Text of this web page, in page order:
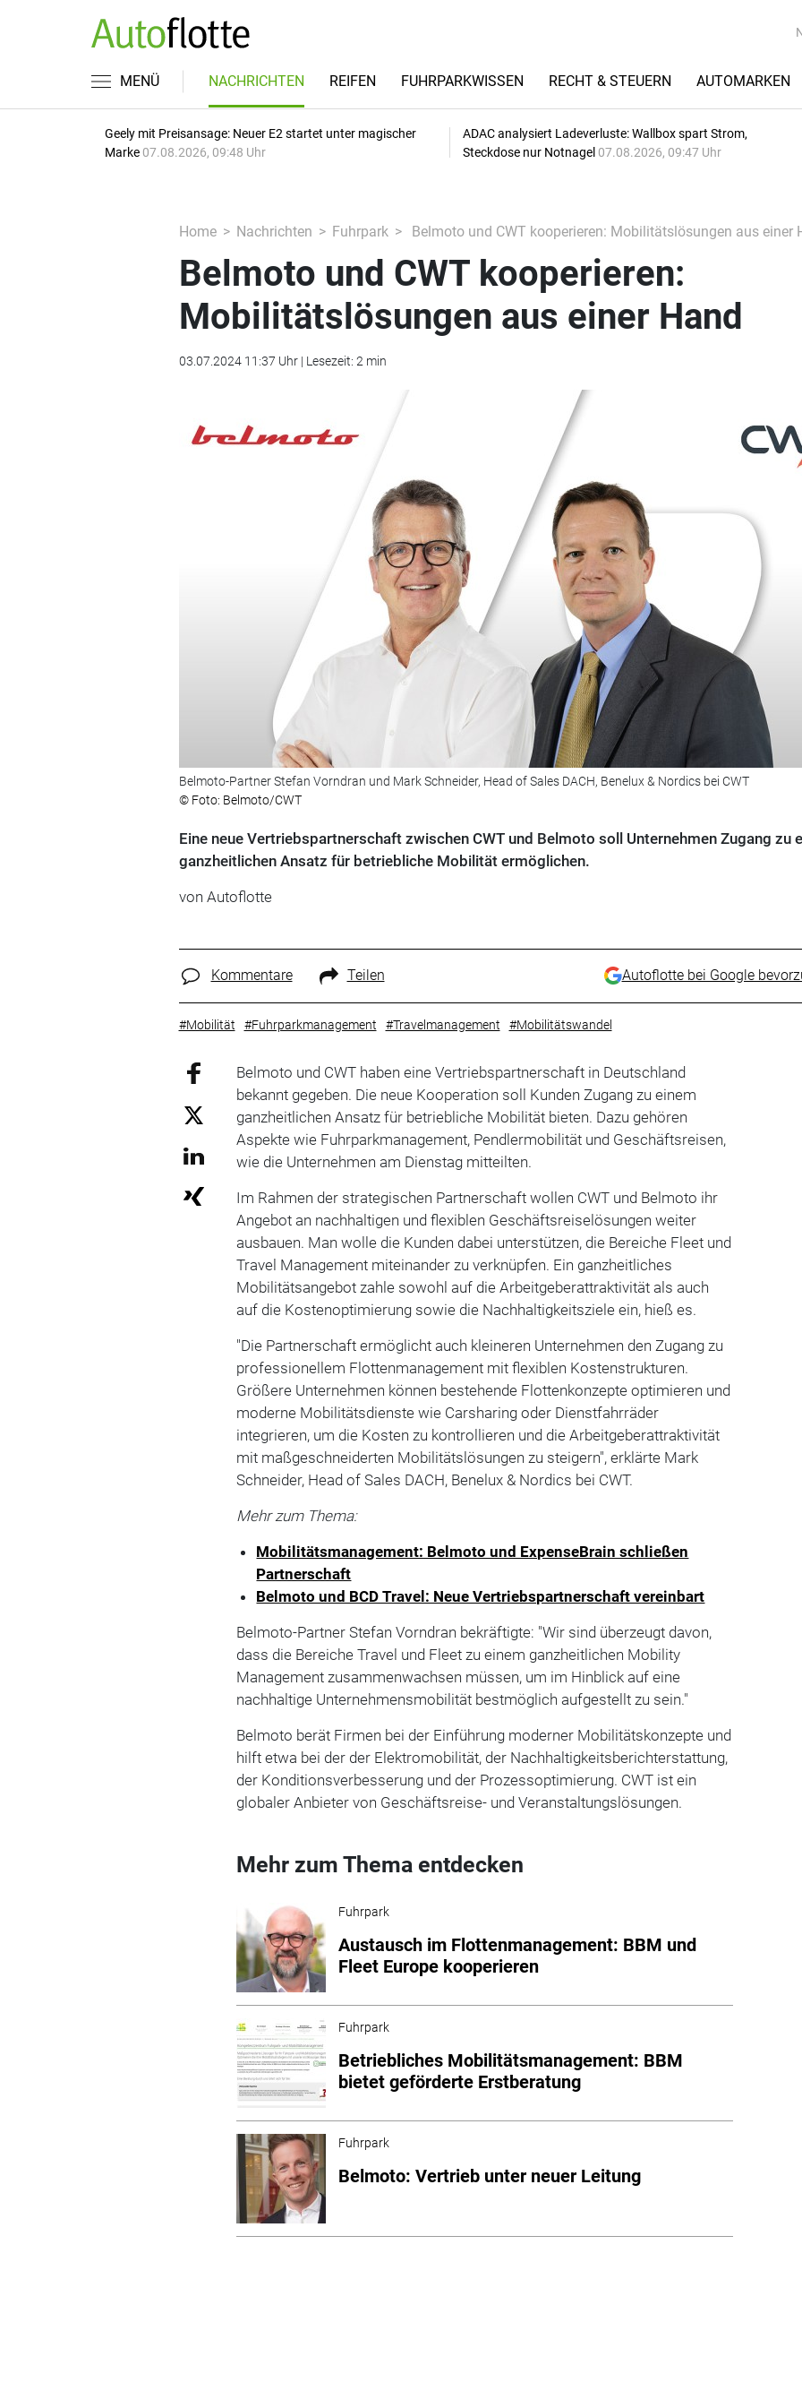
MENÜ NACHRICHTEN REIFEN FUHRPARKWISSEN RECHT & STEUERN AUTOMARKEN
Geely mit Preisansage: Neuer E2 startet unter magischer
Marke 07.08.2026, 09:48 Uhr
ADAC analysiert Ladeverluste: Wallbox spart Strom,
Steckdose nur Notnagel 07.08.2026, 09:47 Uhr
Home Nachrichten Fuhrpark Belmoto und CWT kooperieren: Mobilitätslösungen aus einer
Belmoto und CWT kooperieren:
Mobilitätslösungen aus einer Hand
03.07.2024 11:37 Uhr | Lesezeit: 2 min
Belmoto-Partner Stefan Vorndran und Mark Schneider, Head of Sales DACH, Benelux & Nordics bei CWT
© Foto: Belmoto/CWT
Eine neue Vertriebspartnerschaft zwischen CWT und Belmoto soll Unternehmen Zugang zu
ganzheitlichen Ansatz für betriebliche Mobilität ermöglichen.
von Autoflotte
Kommentare Teilen Autoflotte bei Google
#Mobilität #Fuhrparkmanagement #Travelmanagement #Mobilitätswandel
Belmoto und CWT haben eine Vertriebspartnerschaft in Deutschland
bekannt gegeben. Die neue Kooperation soll Kunden Zugang zu einem
ganzheitlichen Ansatz für betriebliche Mobilität bieten. Dazu gehören
Aspekte wie Fuhrparkmanagement, Pendlermobilität und Geschäftsreisen,
wie die Unternehmen am Dienstag mitteilten.
Im Rahmen der strategischen Partnerschaft wollen CWT und Belmoto ihr
Angebot an nachhaltigen und flexiblen Geschäftsreiselösungen weiter
ausbauen. Man wolle die Kunden dabei unterstützen, die Bereiche Fleet und
Travel Management miteinander zu verknüpfen. Ein ganzheitliches
Mobilitätsangebot zahle sowohl auf die Arbeitgeberattraktivität als auch
auf die Kostenoptimierung sowie die Nachhaltigkeitsziele ein, hieß es.
"Die Partnerschaft ermöglicht auch kleineren Unternehmen den Zugang zu
professionellem Flottenmanagement mit flexiblen Kostenstrukturen.
Größere Unternehmen können bestehende Flottenkonzepte optimieren und
moderne Mobilitätsdienste wie Carsharing oder Dienstfahrräder
integrieren, um die Kosten zu kontrollieren und die Arbeitgeberattraktivität
mit maßgeschneiderten Mobilitätslösungen zu steigern", erklärte Mark
Schneider, Head of Sales DACH, Benelux & Nordics bei CWT.
Mehr zum Thema:
Mobilitätsmanagement: Belmoto und ExpenseBrain schließen
Partnerschaft
Belmoto und BCD Travel: Neue Vertriebspartnerschaft vereinbart
Belmoto-Partner Stefan Vorndran bekräftigte: "Wir sind überzeugt davon,
dass die Bereiche Travel und Fleet zu einem ganzheitlichen Mobility
Management zusammenwachsen müssen, um im Hinblick auf eine
nachhaltige Unternehmensmobilität bestmöglich aufgestellt zu sein."
Belmoto berät Firmen bei der Einführung moderner Mobilitätskonzepte und
hilft etwa bei der der Elektromobilität, der Nachhaltigkeitsberichterstattung,
der Konditionsverbesserung und der Prozessoptimierung. CWT ist ein
globaler Anbieter von Geschäftsreise- und Veranstaltungslösungen.
Mehr zum Thema entdecken
Fuhrpark
Austausch im Flottenmanagement: BBM und
Fleet Europe kooperieren
Fuhrpark
Betriebliches Mobilitätsmanagement: BBM
bietet geförderte Erstberatung
Fuhrpark
Belmoto: Vertrieb unter neuer Leitung